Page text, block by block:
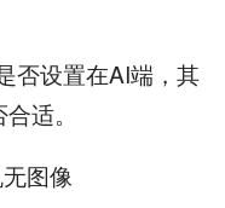
设置在AI端，其
适。
图像